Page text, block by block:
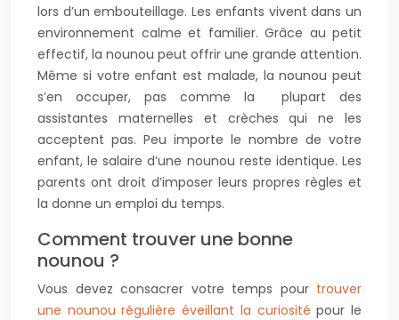
lors d’un embouteillage. Les enfants vivent dans un
environnement calme et familier. Grâce au petit
effectif, la nounou peut offrir une grande attention.
Même si votre enfant est malade, la nounou peut
s’en occuper, pas comme la plupart des
assistantes maternelles et crèches qui ne les
acceptent pas. Peu importe le nombre de votre
enfant, le salaire d’une nounou reste identique. Les
parents ont droit d’imposer leurs propres règles et
la donne un emploi du temps.
Comment trouver une bonne
nounou ?
Vous devez consacrer votre temps pour trouver
une nounou régulière éveillant la curiosité pour le